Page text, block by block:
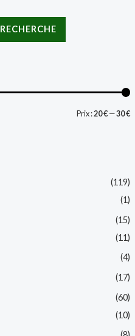
RECHERCHE
PP
Prix :20 €—30 €
(119)
(1)
(15)
(11)
(4)
(17)
(60)
(10)